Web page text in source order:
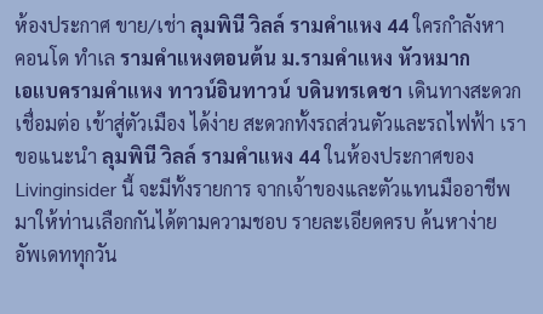
ห้องประกาศ ขาย/เช่า ลุมพินี วิลล์ รามคำแหง 44ใครกำลังหา
คอนโด ทำเล รามคำแหงตอนต้น ม.รามคำแหง หัวหมาก
เอแบครามคำแหง ทาวน์อินทาวน์ บดินทรเดชา เดินทางสะดวก
เชื่อมต่อ เข้าสู่ตัวเมือง ได้ง่าย สะดวกทั้งรถส่วนตัวและรถไฟฟ้า เรา
ขอแนะนำ ลุมพินี วิลล์ รามคำแหง 44ในห้องประกาศของ
Livinginsider นี้ จะมีทั้งรายการ จากเจ้าของและตัวแทนมืออาชีพ
มาให้ท่านเลือกกันได้ตามความชอบ รายละเอียดครบ ค้นหาง่าย
อัพเดททุกวัน